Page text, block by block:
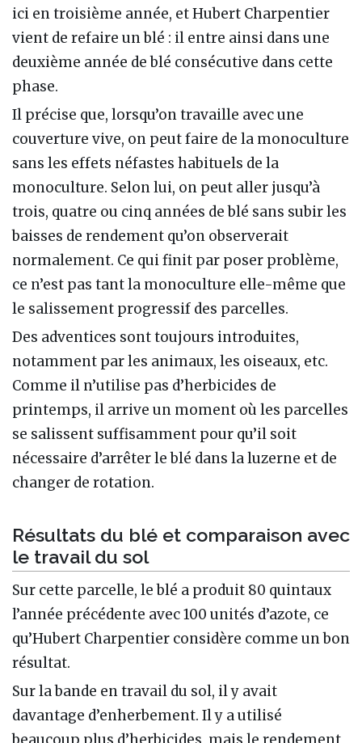
ici en troisième année, et Hubert Charpentier
vient de refaire un blé : il entre ainsi dans une
deuxième année de blé consécutive dans cette
phase.
Il précise que, lorsqu’on travaille avec une
couverture vive, on peut faire de la monoculture
sans les effets néfastes habituels de la
monoculture. Selon lui, on peut aller jusqu’à
trois, quatre ou cinq années de blé sans subir les
baisses de rendement qu’on observerait
normalement. Ce qui finit par poser problème,
ce n’est pas tant la monoculture elle-même que
le salissement progressif des parcelles.
Des adventices sont toujours introduites,
notamment par les animaux, les oiseaux, etc.
Comme il n’utilise pas d’herbicides de
printemps, il arrive un moment où les parcelles
se salissent suffisamment pour qu’il soit
nécessaire d’arrêter le blé dans la luzerne et de
changer de rotation.
Résultats du blé et comparaison avec
le travail du sol
Sur cette parcelle, le blé a produit 80 quintaux
l’année précédente avec 100 unités d’azote, ce
qu’Hubert Charpentier considère comme un bon
résultat.
Sur la bande en travail du sol, il y avait
davantage d’enherbement. Il y a utilisé